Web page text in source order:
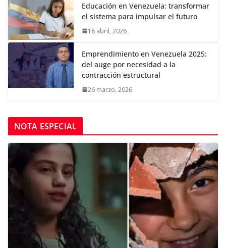
Educación en Venezuela: transformar
el sistema para impulsar el futuro
18 abril, 2026
Emprendimiento en Venezuela 2025:
del auge por necesidad a la
contracción estructural
26 marzo, 2026
NOTA ESPECIAL